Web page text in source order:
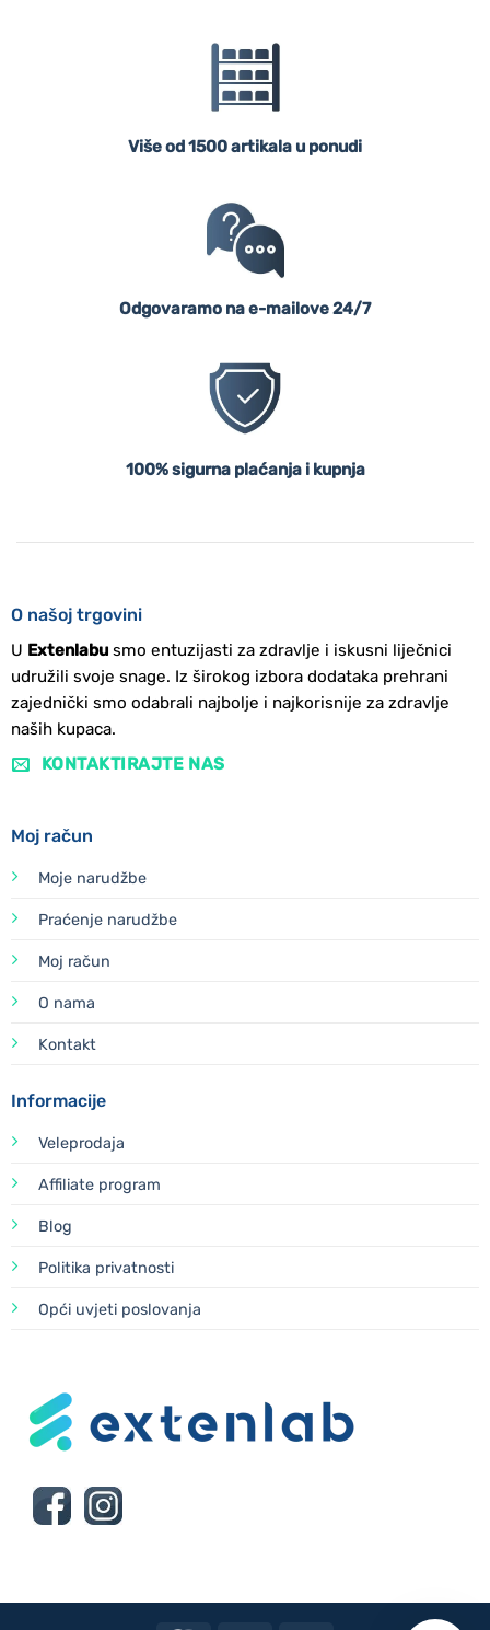
Više od 1500 artikala u ponudi
Odgovaramo na e-mailove 24/7
100% sigurna plaćanja i kupnja
O našoj trgovini
U Extenlabusmo entuzijasti za zdravlje i iskusni liječnici
udružili svoje snage. Iz širokog izbora dodataka prehrani
zajednički smo odabrali najbolje i najkorisnije za zdravlje
naših kupaca.
KONTAKTIRAJTE NAS
Moj račun
Moje narudžbe
Praćenje narudžbe
Moj račun
O nama
Kontakt
Informacije
Veleprodaja
Affiliate program
Blog
Politika privatnosti
Opći uvjeti poslovanja